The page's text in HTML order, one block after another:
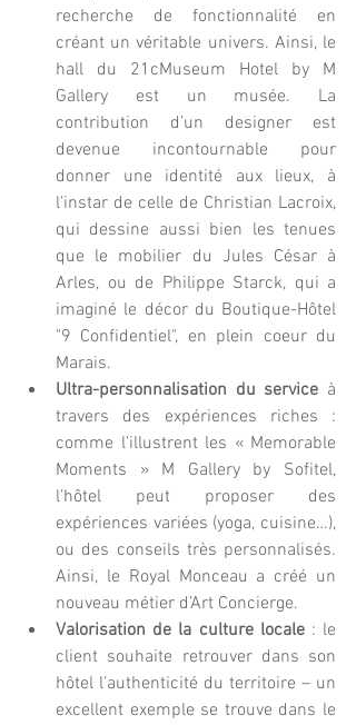
recherche de fonctionnalité en
créant un véritable univers. Ainsi, le
hall du 21cMuseum Hotel by M
Gallery est un musée. La
contribution d’un designer est
devenue incontournable pour
donner une identité aux lieux, à
l’instar de celle de Christian Lacroix,
qui dessine aussi bien les tenues
que le mobilier du Jules César à
Arles, ou de Philippe Starck, qui a
imaginé le décor du Boutique-Hôtel
"9 Confidentiel", en plein coeur du
Marais.
Ultra-personnalisation du service à
travers des expériences riches :
comme l’illustrent les « Memorable
Moments » M Gallery by Sofitel,
l’hôtel peut proposer des
expériences variées (yoga, cuisine…),
ou des conseils très personnalisés.
Ainsi, le Royal Monceau a créé un
nouveau métier d’Art Concierge.
Valorisation de la culture locale : le
client souhaite retrouver dans son
hôtel l’authenticité du territoire – un
excellent exemple se trouve dans le